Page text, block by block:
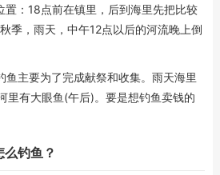
置：18点前在镇里，后到海里先把比较
季，雨天，中午12点以后的河流晚上倒
鱼主要为了完成献祭和收集。雨天海里
里有大眼鱼(午后)。要是想钓鱼卖钱的
钓鱼？